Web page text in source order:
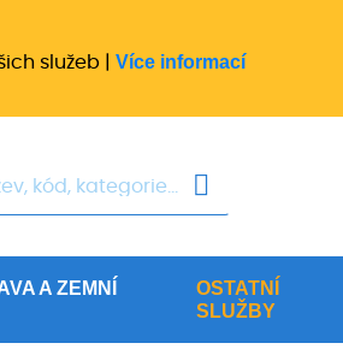
služeb | Více informací
A ZEMNÍ
OSTATNÍ
SLUŽBY